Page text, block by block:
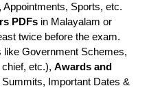
Sports, etc.
PDFs in Malayalam or
twice before the exam.
like Government Schemes,
etc.), Awards and
Important Dates &